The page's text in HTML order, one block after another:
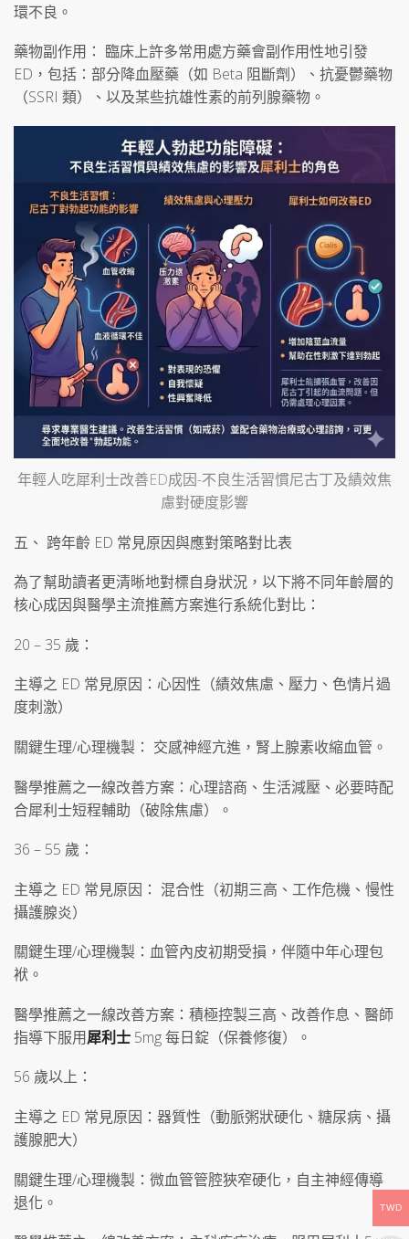
環不良。
藥物副作用： 臨床上許多常用處方藥會副作用性地引發
ED，包括：部分降血壓藥（如 Beta 阻斷劑）、抗憂鬱藥物
（SSRI 類）、以及某些抗雄性素的前列腺藥物。
年輕人吃犀利士改善ED成因-不良生活習慣尼古丁及績效焦
慮對硬度影響
五、 跨年齡 ED 常見原因與應對策略對比表
為了幫助讀者更清晰地對標自身狀況，以下將不同年齡層的
核心成因與醫學主流推薦方案進行系統化對比：
20 – 35 歲：
主導之 ED 常見原因：心因性（績效焦慮、壓力、色情片過
度刺激）
關鍵生理/心理機製： 交感神經亢進，腎上腺素收縮血管。
醫學推薦之一線改善方案：心理諮商、生活減壓、必要時配
合犀利士短程輔助（破除焦慮）。
36 – 55 歲：
主導之 ED 常見原因： 混合性（初期三高、工作危機、慢性
攝護腺炎）
關鍵生理/心理機製：血管內皮初期受損，伴隨中年心理包
袱。
醫學推薦之一線改善方案：積極控製三高、改善作息、醫師
指導下服用犀利士 5mg 每日錠（保養修復）。
56 歲以上：
主導之 ED 常見原因：器質性（動脈粥狀硬化、糖尿病、攝
護腺肥大）
關鍵生理/心理機製：微血管管腔狹窄硬化，自主神經傳導
退化。
TWD